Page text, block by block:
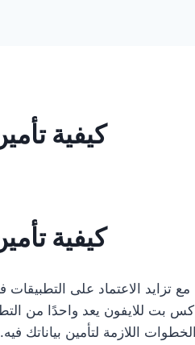
كيفية
كيفية
مع تزايد الاعتماد على التطبيقات
اكس بت للايفون يعد واحدًا من
الخطوات اللازمة لتأمين بياناتك